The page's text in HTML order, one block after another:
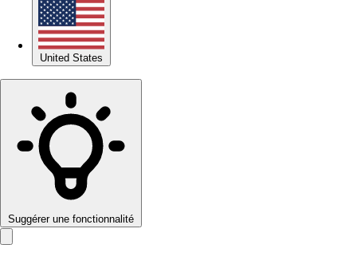
United States
Suggérer une fonctionnalité